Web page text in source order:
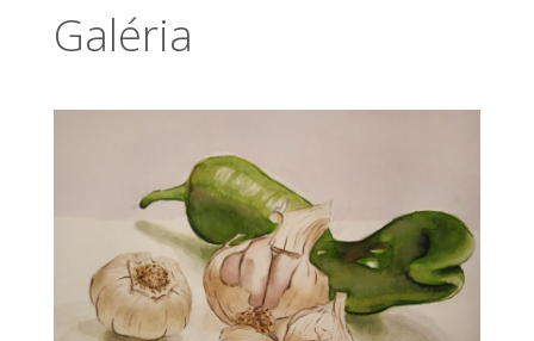
Galéria